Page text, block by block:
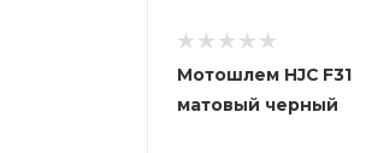
Мотошлем HJC F31
матовый черный